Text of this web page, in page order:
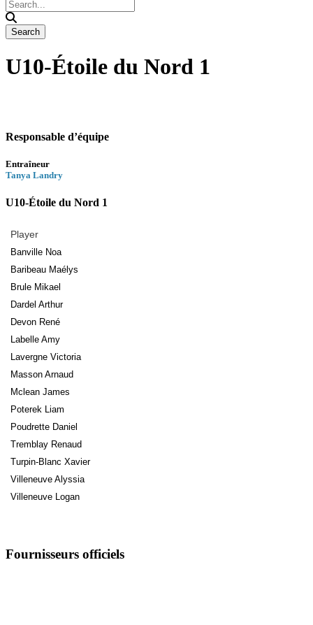
U10-Étoile du Nord 1
Responsable d’équipe
Entraîneur
Tanya Landry
U10-Étoile du Nord 1
Player
Banville Noa
Baribeau Maélys
Brule Mikael
Dardel Arthur
Devon René
Labelle Amy
Lavergne Victoria
Masson Arnaud
Mclean James
Poterek Liam
Poudrette Daniel
Tremblay Renaud
Turpin-Blanc Xavier
Villeneuve Alyssia
Villeneuve Logan
Fournisseurs officiels